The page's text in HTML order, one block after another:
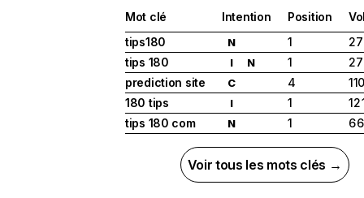
Mot clé Intention Position
tips180
N 1
27
tips 180
I N 1
27
prediction site
C 4
180 tips
I 1
12
tips 180 com
N 1 6
Voir tous les mots clés →